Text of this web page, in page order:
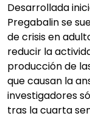
Desarrollada
Pregabalin se
de crisis en
reducir la
producción de
que causan la
investigadores
tras la cuarta